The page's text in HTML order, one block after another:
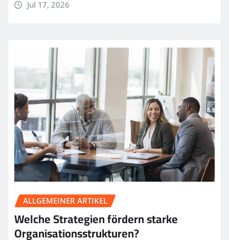
Jul 17, 2026
ALLGEMEINER ARTIKEL
Welche Strategien fördern starke
Organisationsstrukturen?